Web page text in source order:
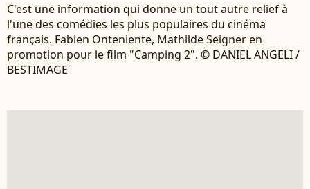
C'est une information qui donne un tout autre relief à
l'une des comédies les plus populaires du cinéma
français. Fabien Onteniente, Mathilde Seigner en
promotion pour le film "Camping 2". © DANIEL ANGELI /
BESTIMAGE